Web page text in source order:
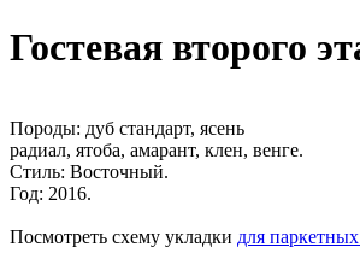
Гостевая второго
Породы: дуб стандарт, ясень
радиал, ятоба, амарант, клен, венге.
Стиль: Восточный.
Год: 2016.
Посмотреть схему укладки для